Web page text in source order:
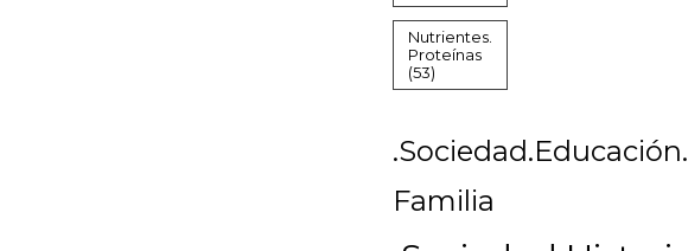
Nutrientes.
Proteínas
(53)
.Sociedad.Educación.
Familia